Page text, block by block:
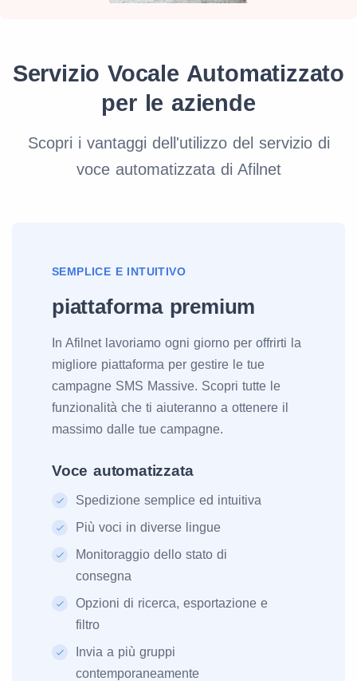
Servizio Vocale Automatizzato
per le aziende
Scopri i vantaggi dell'utilizzo del servizio di
voce automatizzata di Afilnet
SEMPLICE E INTUITIVO
piattaforma premium
In Afilnet lavoriamo ogni giorno per offrirti la
migliore piattaforma per gestire le tue
campagne SMS Massive. Scopri tutte le
funzionalità che ti aiuteranno a ottenere il
massimo dalle tue campagne.
Voce automatizzata
Spedizione semplice ed intuitiva
Più voci in diverse lingue
Monitoraggio dello stato di
consegna
Opzioni di ricerca, esportazione e
filtro
Invia a più gruppi
contemporaneamente